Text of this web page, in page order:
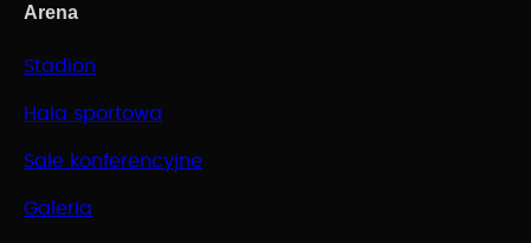
Arena
Stadion
Hala sportowa
Sale konferencyjne
Galeria